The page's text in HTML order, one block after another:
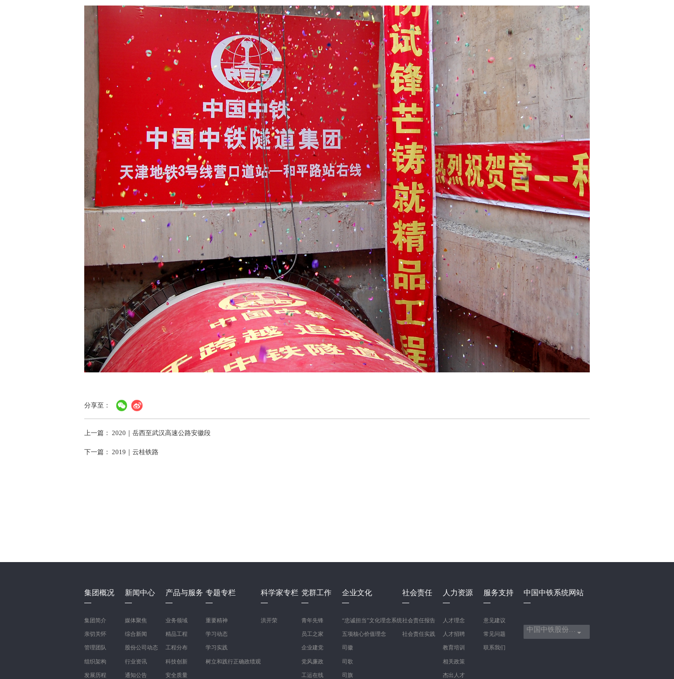
分享至：
上一篇： 2020｜岳西至武汉高速公路安徽段
下一篇： 2019｜云桂铁路
集团概况
集团简介
亲切关怀
管理团队
组织架构
发展历程
新闻中心
媒体聚焦
综合新闻
股份公司动态
行业资讯
通知公告
产品与服务
业务领域
精品工程
工程分布
科技创新
安全质量
专题专栏
重要精神
学习动态
学习实践
树立和践行正确政绩观
科学家专栏
洪开荣
党群工作
青年先锋
员工之家
企业建党
党风廉政
工运在线
企业文化
“忠诚担当”文化理念系统
五项核心价值理念
司徽
司歌
司旗
社会责任
社会责任报告
社会责任实践
人力资源
人才理念
人才招聘
教育培训
相关政策
杰出人才
服务支持
意见建议
常见问题
联系我们
中国中铁系统网站
中国中铁股份有限公司